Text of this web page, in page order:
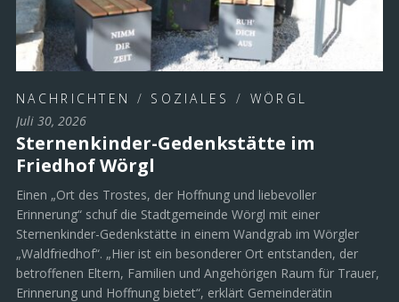
NACHRICHTEN / SOZIALES / WÖRGL
Juli 30, 2026
Sternenkinder-Gedenkstätte im
Friedhof Wörgl
Einen „Ort des Trostes, der Hoffnung und liebevoller
Erinnerung“ schuf die Stadtgemeinde Wörgl mit einer
Sternenkinder-Gedenkstätte in einem Wandgrab im Wörgler
„Waldfriedhof“. „Hier ist ein besonderer Ort entstanden, der
betroffenen Eltern, Familien und Angehörigen Raum für Trauer,
Erinnerung und Hoffnung bietet“, erklärt Gemeinderätin